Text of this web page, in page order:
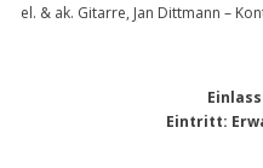
el. & ak. Gitarre, Jan Dittmann –
Eintritt: